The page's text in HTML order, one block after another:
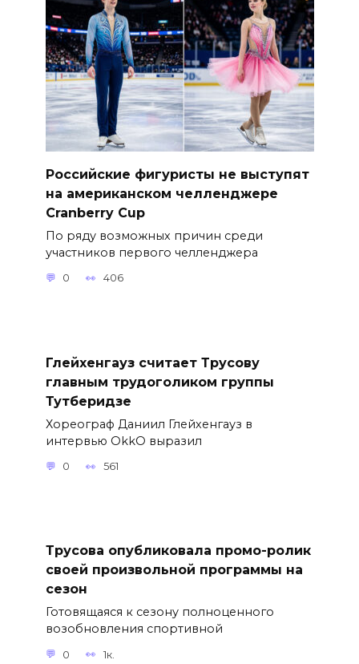
Российские фигуристы не выступят
на американском челленджере
Cranberry Cup
По ряду возможных причин среди
участников первого челленджера
0 406
Глейхенгауз считает Трусову
главным трудоголиком группы
Тутберидзе
Хореограф Даниил Глейхенгауз в
интервью OkkO выразил
0 561
Трусова опубликовала промо-ролик
своей произвольной программы на
сезон
Готовящаяся к сезону полноценного
возобновления спортивной
0 1к.